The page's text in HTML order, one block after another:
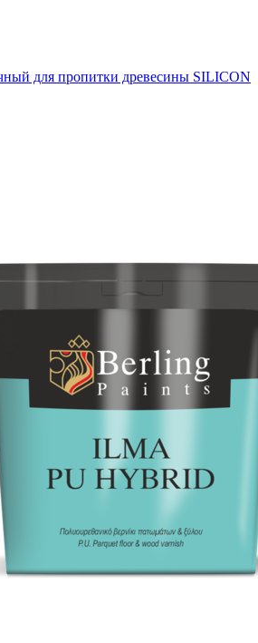
для пропитки древесины SILICON